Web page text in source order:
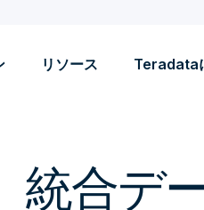
リソース Teradata
統合デ